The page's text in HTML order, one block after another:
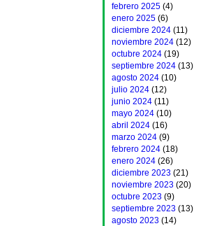
febrero 2025 (4)
enero 2025 (6)
diciembre 2024 (11)
noviembre 2024 (12)
octubre 2024 (19)
septiembre 2024 (13)
agosto 2024 (10)
julio 2024 (12)
junio 2024 (11)
mayo 2024 (10)
abril 2024 (16)
marzo 2024 (9)
febrero 2024 (18)
enero 2024 (26)
diciembre 2023 (21)
noviembre 2023 (20)
octubre 2023 (9)
septiembre 2023 (13)
agosto 2023 (14)